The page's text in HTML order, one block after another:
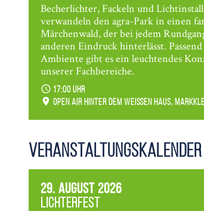
Becherlichter, Fackeln und
verwandeln den agra-Park in einen
Märchenwald, der bei jedem
anderen Eindruck hinterlässt.
Ambiente gibt es ein leuchtendes
unserer Fachbereiche.
17:00 Uhr
Open Air hinter dem weißen Haus,
Veranstaltungs­kalender
29. August 2026
Lichterfest